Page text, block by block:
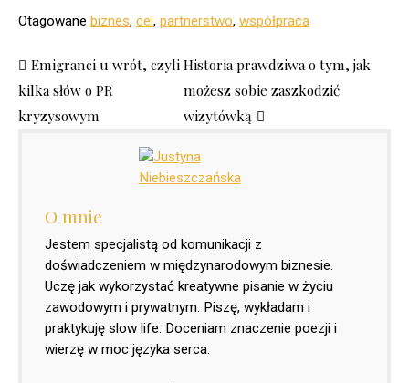
Otagowane biznes, cel, partnerstwo, współpraca
Emigranci u wrót, czyli
kilka słów o PR
kryzysowym
Historia prawdziwa o tym, jak
możesz sobie zaszkodzić
wizytówką
O mnie
Jestem specjalistą od komunikacji z
doświadczeniem w międzynarodowym biznesie.
Uczę jak wykorzystać kreatywne pisanie w życiu
zawodowym i prywatnym. Piszę, wykładam i
praktykuję slow life. Doceniam znaczenie poezji i
wierzę w moc języka serca.